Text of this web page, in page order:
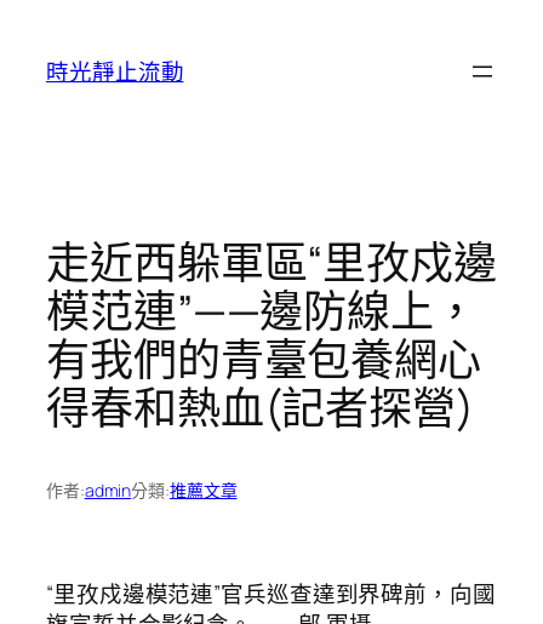
時光靜止流動
走近西躲軍區“里孜戍邊
模范連”——邊防線上，
有我們的青臺包養網心
得春和熱血(記者探營)
作者:admin分類:推薦文章
“里孜戍邊模范連”官兵巡查達到界碑前，向國